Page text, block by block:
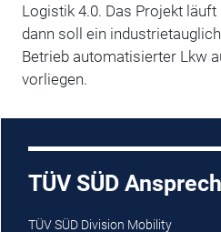
Logistik 4.0. Das Projekt
dann soll ein
Betrieb automatisierter Lkw
vorliegen.
TÜV SÜD
TÜV SÜD Division Mobility